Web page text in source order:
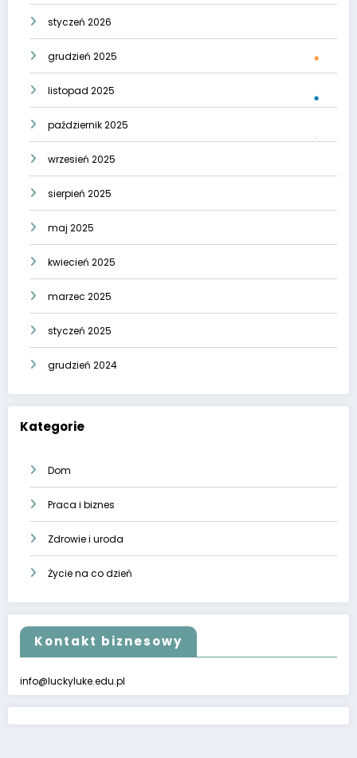
styczeń 2026
grudzień 2025
listopad 2025
październik 2025
wrzesień 2025
sierpień 2025
maj 2025
kwiecień 2025
marzec 2025
styczeń 2025
grudzień 2024
Kategorie
Dom
Praca i biznes
Zdrowie i uroda
Życie na co dzień
Kontakt biznesowy
info@luckyluke.edu.pl